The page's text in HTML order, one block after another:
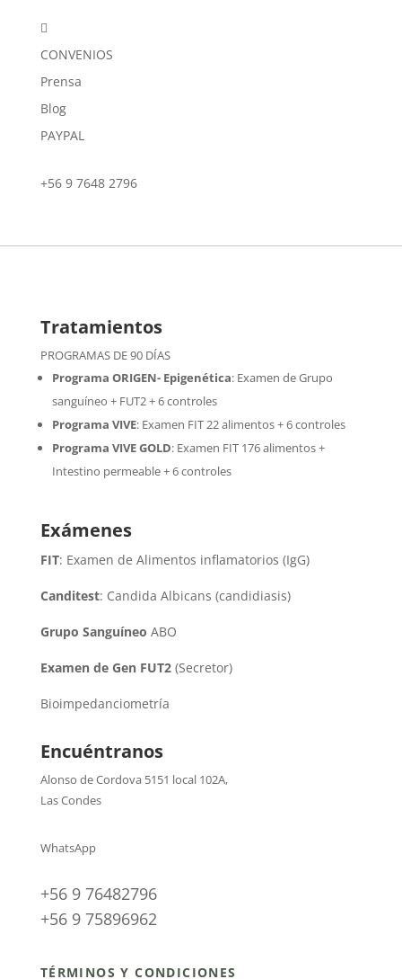

CONVENIOS
Prensa
Blog
PAYPAL
+56 9 7648 2796
Tratamientos
PROGRAMAS DE 90 DÍAS
Programa ORIGEN- Epigenética:Examen de Grupo
sanguíneo + FUT2 + 6 controles
Programa VIVE: Examen FIT 22 alimentos + 6 controles
Programa VIVE GOLD: Examen FIT 176 alimentos +
Intestino permeable + 6 controles
Exámenes
FIT: Examen de Alimentos inflamatorios (IgG)
Canditest: Candida Albicans (candidiasis)
Grupo Sanguíneo ABO
Examen de Gen FUT2(Secretor)
Bioimpedanciometría
Encuéntranos
Alonso de Cordova 5151 local 102A,
Las Condes
WhatsApp
+56 9 76482796
+56 9 75896962
TÉRMINOS Y CONDICIONES